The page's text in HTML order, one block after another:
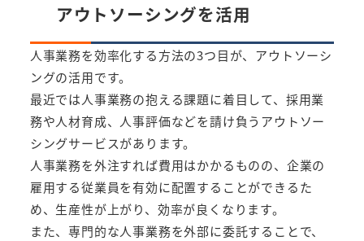
アウトソーシングを活用
人事業務を効率化する方法の3つ目が、アウトソーシ
ングの活用です。
最近では人事業務の抱える課題に着目して、採用業
務や人材育成、人事評価などを請け負うアウトソー
シングサービスがあります。
人事業務を外注すれば費用はかかるものの、企業の
雇用する従業員を有効に配置することができるた
め、生産性が上がり、効率が良くなります。
また、専門的な人事業務を外部に委託することで、